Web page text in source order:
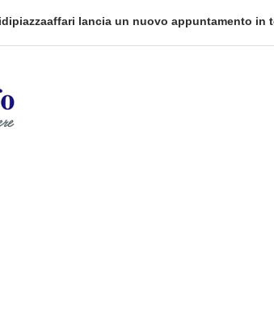
lancia un nuovo appuntamento in terra